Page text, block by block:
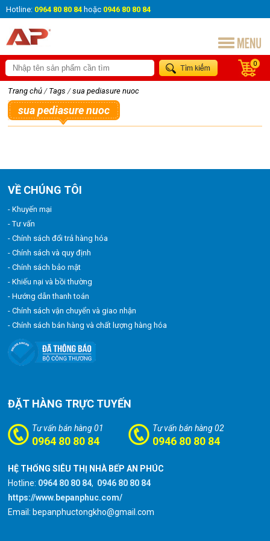
Hotline: 0964 80 80 84 hoặc 0946 80 80 84
0
Trang chủ / Tags / sua pediasure nuoc
sua pediasure nuoc
VỀ CHÚNG TÔI
- Khuyến mại
- Tư vấn
- Chính sách đổi trả hàng hóa
- Chính sách và quy định
- Chính sách bảo mật
- Khiếu nại và bồi thường
- Hướng dẫn thanh toán
- Chính sách vận chuyển và giao nhận
- Chính sách bán hàng và chất lượng hàng hóa
ĐẶT HÀNG TRỰC TUYẾN
Tư vấn bán hàng 01
0964 80 80 84
Tư vấn bán hàng 02
0946 80 80 84
HỆ THỐNG SIÊU THỊ NHÀ BẾP AN PHÚC
Hotline: 0964 80 80 84, 0946 80 80 84
https://www.bepanphuc.com/
Email: bepanphuctongkho@gmail.com